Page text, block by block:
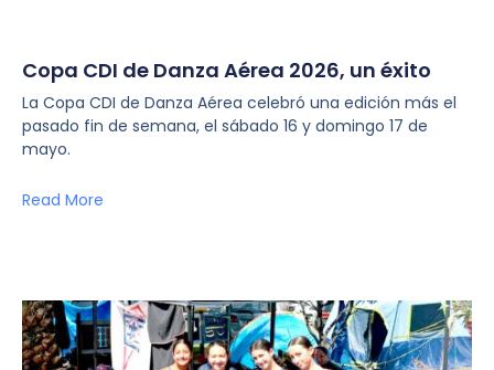
Copa CDI de Danza Aérea 2026, un éxito
La Copa CDI de Danza Aérea celebró una edición más el
pasado fin de semana, el sábado 16 y domingo 17 de
mayo.
Read More